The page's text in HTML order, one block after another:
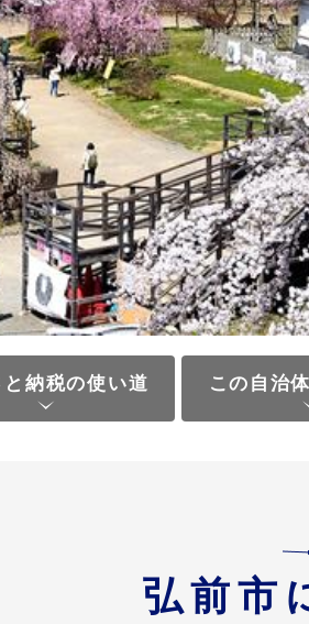
納税の使い道 この自治
弘前市